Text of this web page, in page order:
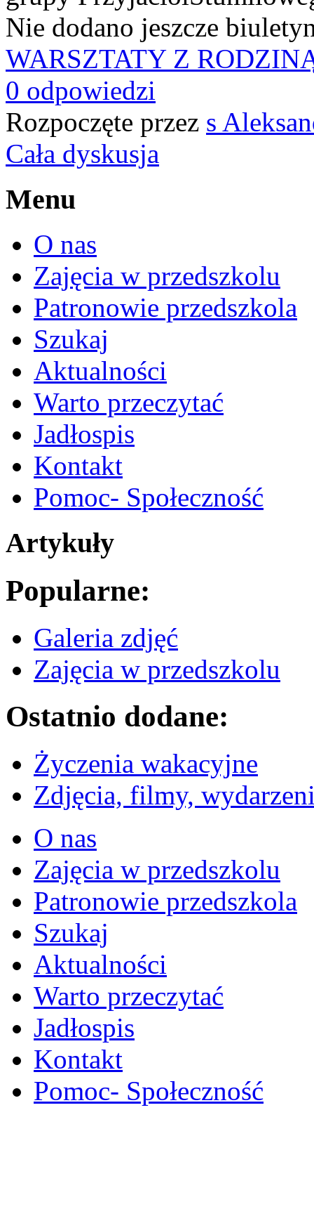
Nie dodano jeszcze
WARSZTATY Z
0 odpowiedzi
Rozpoczęte przez s
Cała dyskusja
Menu
O nas
Zajęcia w przedszkolu
Patronowie przedszkola
Szukaj
Aktualności
Warto przeczytać
Jadłospis
Kontakt
Pomoc- Społeczność
Artykuły
Popularne:
Galeria zdjęć
Zajęcia w przedszkolu
Ostatnio dodane:
Życzenia wakacyjne
Zdjęcia, filmy,
O nas
Zajęcia w przedszkolu
Patronowie przedszkola
Szukaj
Aktualności
Warto przeczytać
Jadłospis
Kontakt
Pomoc- Społeczność